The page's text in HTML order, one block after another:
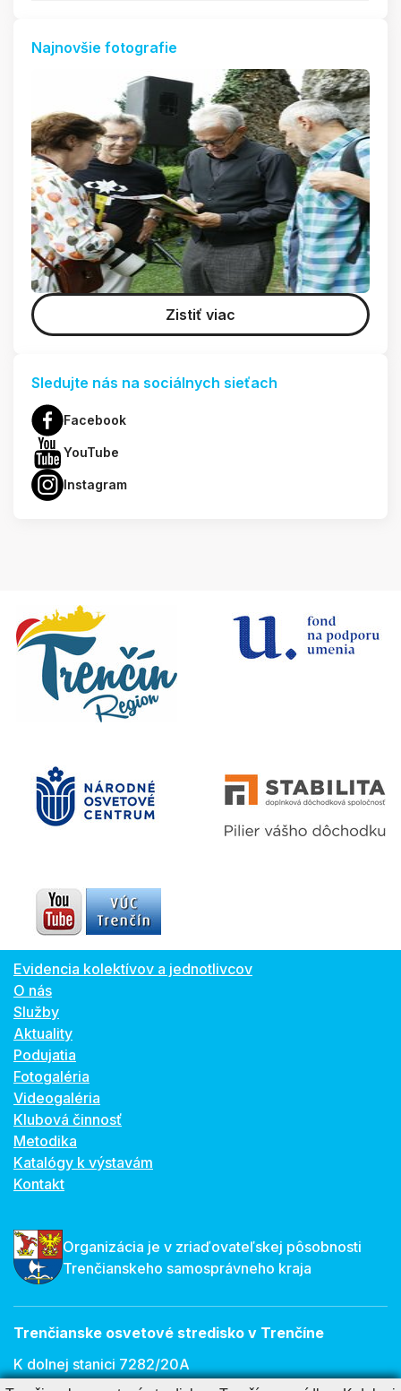
Najnovšie fotografie
Zistiť viac
Sledujte nás na sociálnych sieťach
Facebook
YouTube
Instagram
Evidencia kolektívov a jednotlivcov
O nás
Služby
Aktuality
Podujatia
Fotogaléria
Videogaléria
Klubová činnosť
Metodika
Katalógy k výstavám
Kontakt
Organizácia je v zriaďovateľskej pôsobnosti
Trenčianskeho samosprávneho kraja
Trenčianske osvetové stredisko v Trenčíne
K dolnej stanici 7282/20A